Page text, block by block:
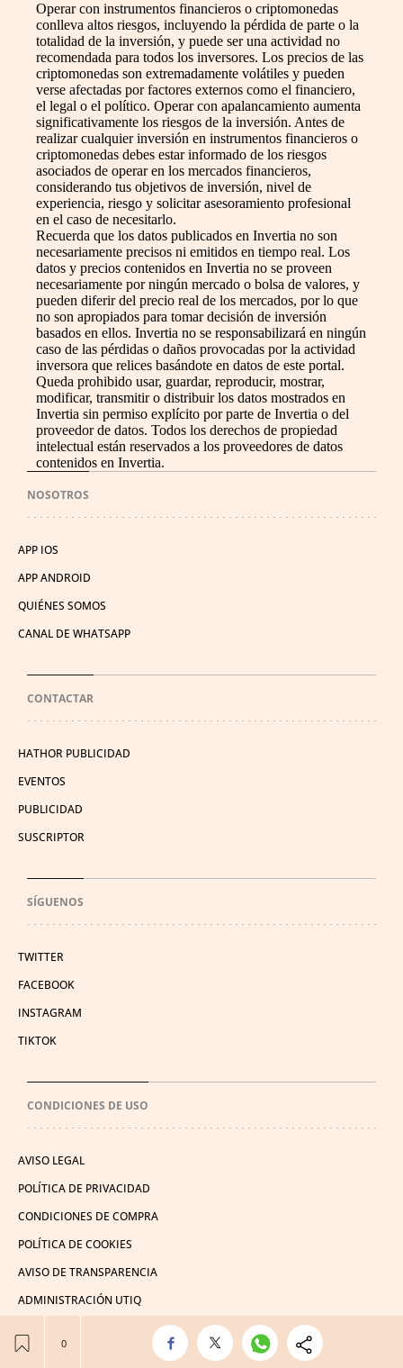
Operar con instrumentos financieros o criptomonedas
conlleva altos riesgos, incluyendo la pérdida de parte o la
totalidad de la inversión, y puede ser una actividad no
recomendada para todos los inversores. Los precios de las
criptomonedas son extremadamente volátiles y pueden
verse afectadas por factores externos como el financiero,
el legal o el político. Operar con apalancamiento aumenta
significativamente los riesgos de la inversión. Antes de
realizar cualquier inversión en instrumentos financieros o
criptomonedas debes estar informado de los riesgos
asociados de operar en los mercados financieros,
considerando tus objetivos de inversión, nivel de
experiencia, riesgo y solicitar asesoramiento profesional
en el caso de necesitarlo.
Recuerda que los datos publicados en Invertia no son
necesariamente precisos ni emitidos en tiempo real. Los
datos y precios contenidos en Invertia no se proveen
necesariamente por ningún mercado o bolsa de valores, y
pueden diferir del precio real de los mercados, por lo que
no son apropiados para tomar decisión de inversión
basados en ellos. Invertia no se responsabilizará en ningún
caso de las pérdidas o daños provocadas por la actividad
inversora que relices basándote en datos de este portal.
Queda prohibido usar, guardar, reproducir, mostrar,
modificar, transmitir o distribuir los datos mostrados en
Invertia sin permiso explícito por parte de Invertia o del
proveedor de datos. Todos los derechos de propiedad
intelectual están reservados a los proveedores de datos
contenidos en Invertia.
NOSOTROS
APP IOS
APP ANDROID
QUIÉNES SOMOS
CANAL DE WHATSAPP
CONTACTAR
HATHOR PUBLICIDAD
EVENTOS
PUBLICIDAD
SUSCRIPTOR
SÍGUENOS
TWITTER
FACEBOOK
INSTAGRAM
TIKTOK
CONDICIONES DE USO
AVISO LEGAL
POLÍTICA DE PRIVACIDAD
CONDICIONES DE COMPRA
POLÍTICA DE COOKIES
AVISO DE TRANSPARENCIA
ADMINISTRACIÓN UTIQ
© 2026 El León de El Español Publicaciones S.A.